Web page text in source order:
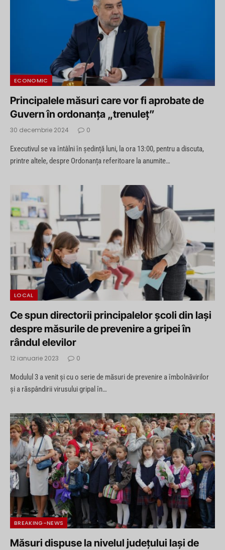
ECONOMIC
Principalele măsuri care vor fi aprobate de
Guvern în ordonanța „trenuleț”
30 decembrie 2024 0
Executivul se va întâlni în ședință luni, la ora 13:00, pentru a discuta,
printre altele, despre Ordonanța referitoare la anumite…
LOCAL
Ce spun directorii principalelor școli din Iași
despre măsurile de prevenire a gripei în
rândul elevilor
12 ianuarie 2023 0
Modulul 3 a venit şi cu o serie de măsuri de prevenire a îmbolnăvirilor
şi a răspândirii virusului gripal în…
BREAKING-NEWS
Măsuri dispuse la nivelul județului Iași de